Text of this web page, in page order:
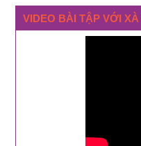
VIDEO BÀI TẬP VỚI